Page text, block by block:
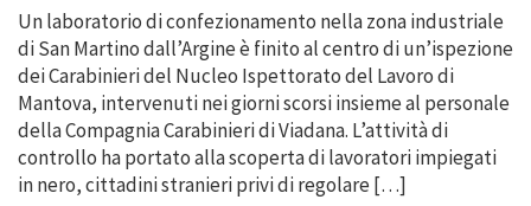
Un laboratorio di confezionamento nella zona industriale
di San Martino dall’Argine è finito al centro di un’ispezione
dei Carabinieri del Nucleo Ispettorato del Lavoro di
Mantova, intervenuti nei giorni scorsi insieme al personale
della Compagnia Carabinieri di Viadana. L’attività di
controllo ha portato alla scoperta di lavoratori impiegati
in nero, cittadini stranieri privi di regolare […]